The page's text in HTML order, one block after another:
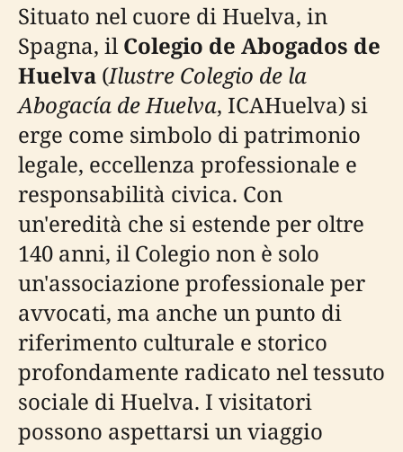
Situato nel cuore di Huelva, in
Spagna, ilColegio de Abogados de
Huelva (Ilustre Colegio de la
Abogacía de Huelva, ICAHuelva) si
erge come simbolo di patrimonio
legale, eccellenza professionale e
responsabilità civica. Con
un'eredità che si estende per oltre
140 anni, il Colegio non è solo
un'associazione professionale per
avvocati, ma anche un punto di
riferimento culturale e storico
profondamente radicato nel tessuto
sociale di Huelva. I visitatori
possono aspettarsi un viaggio